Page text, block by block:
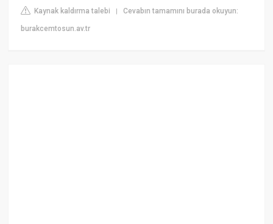
Kaynak kaldırma talebi |Cevabın tamamını burada okuyun:
burakcemtosun.av.tr